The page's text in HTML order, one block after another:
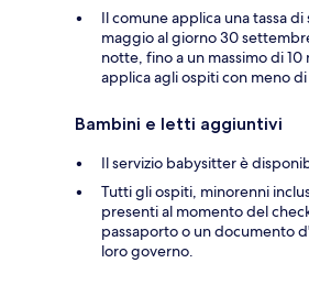
Il comune applica una tassa
maggio al giorno 30
notte, fino a un massimo di
applica agli ospiti con meno di
Bambini e letti aggiuntivi
Il servizio babysitter è
Tutti gli ospiti, minorenni
presenti al momento del
passaporto o un documento
loro governo.